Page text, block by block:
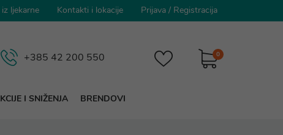
ljekarne Kontakti i lokacije Prijava / Registracija
0
+385 42 200 550
I SNIŽENJA BRENDOVI